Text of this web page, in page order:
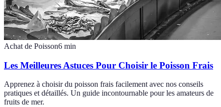
Achat de Poisson6 min
Les Meilleures Astuces Pour Choisir le Poisson Frais
Apprenez à choisir du poisson frais facilement avec nos conseils
pratiques et détaillés. Un guide incontournable pour les amateurs de
fruits de mer.